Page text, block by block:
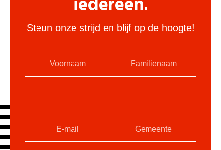
iedereen.
Steun onze strijd en blijf op de hoogte!